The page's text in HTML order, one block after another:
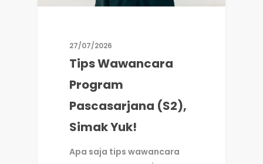
27/07/2026
Tips Wawancara
Program
Pascasarjana (S2),
Simak Yuk!
Apa saja tips wawancara